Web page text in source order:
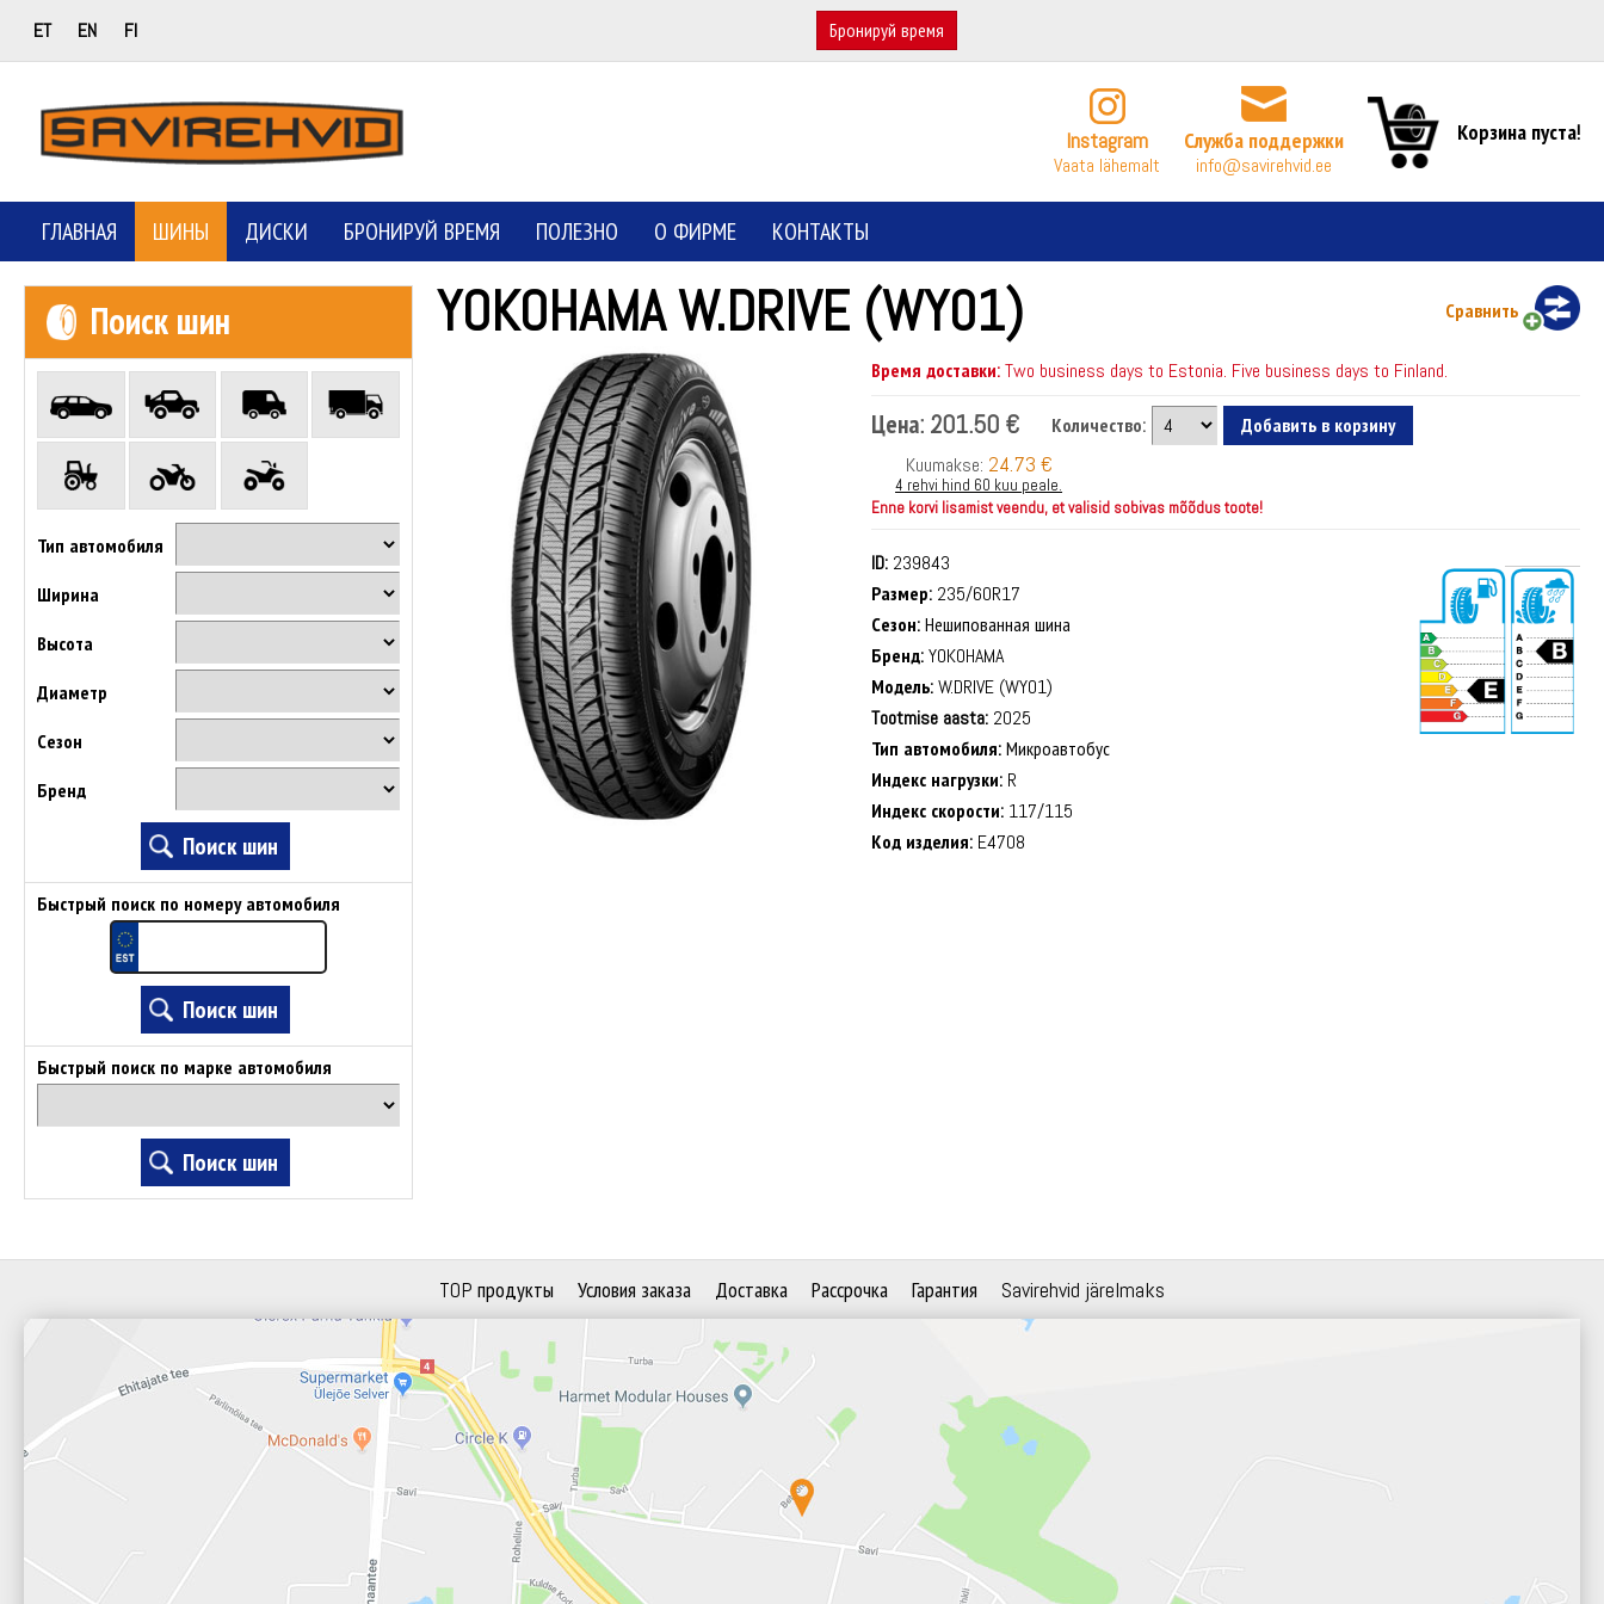
ET EN FI Бронируй время
Instagram
Vaata lähemalt
Служба поддержки
info@savirehvid.ee
Корзина пуста!
ГЛАВНАЯ ШИНЫ ДИСКИ БРОНИРУЙ ВРЕМЯ ПОЛЕЗНО О ФИРМЕ КОНТАКТЫ
Поиск шин
Тип автомобиля
Ширина
Высота
Диаметр
Сезон
Бренд
Быстрый поиск по номеру автомобиля
Быстрый поиск по марке автомобиля
YOKOHAMA W.DRIVE (WY01) Сравнить
Время доставки:Two business days to Estonia. Five business days to Finland.
Цена: 201.50 €
Количество:
Kuumakse: 24.73 €
4 rehvi hind 60 kuu peale.
Enne korvi lisamist veendu, et valisid sobivas mõõdus toote!
ID: 239843
Размер: 235/60R17
Сезон:Нешипованная шина
Бренд:YOKOHAMA
Модель:W.DRIVE (WY01)
Tootmise aasta: 2025
Тип автомобиля:Микроавтобус
Индекс нагрузки: R
Индекс скорости: 117/115
Код изделия: E4708
TOP продукты Условия заказа Доставка Рассрочка Гарантия Savirehvid järelmaks